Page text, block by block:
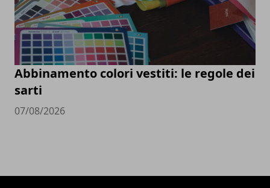
Abbinamento colori vestiti: le regole dei
sarti
07/08/2026